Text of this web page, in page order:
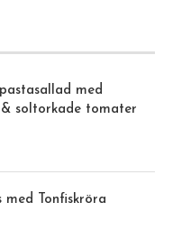
med
soltorkade tomater
med Tonfiskröra